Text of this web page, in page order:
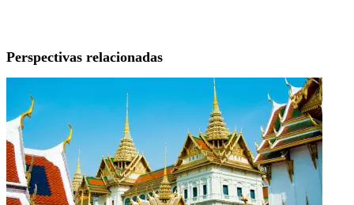
Perspectivas relacionadas